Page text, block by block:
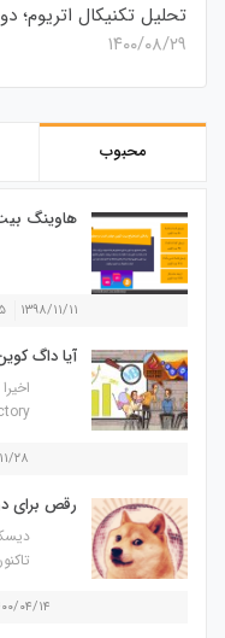
تحلیل تکنیکال اتریوم؛ دوشنبه 28
۱۴۰۰/۰۸/۲۹
محبوب
هاوینگ
۱۳۹۸/۱۱/۱۱ ۵ دیدگاه
آیا داگ
رقص برای
۱۴۰۰/۰۴/